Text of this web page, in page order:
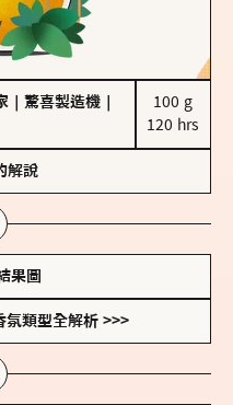
驚喜製造機
100 g
120 hrs
解說
果圖
氛類型全解析 >>>